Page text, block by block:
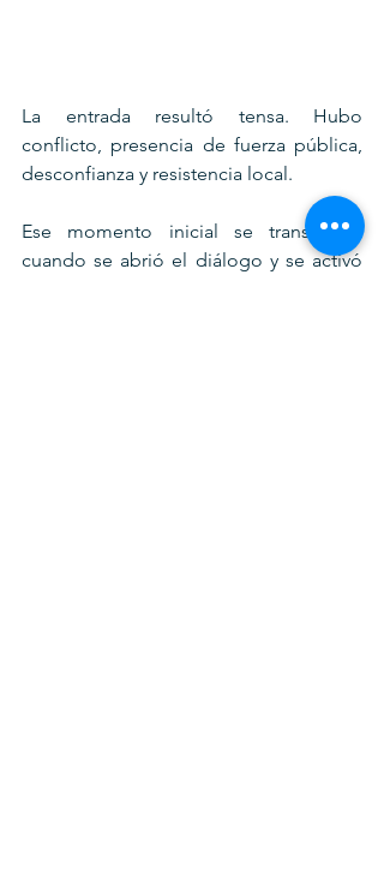
La entrada resultó tensa. Hubo
conflicto, presencia de fuerza pública,
desconfianza y resistencia local.
Ese momento inicial se transformó
cuando se abrió el diálogo y se activó